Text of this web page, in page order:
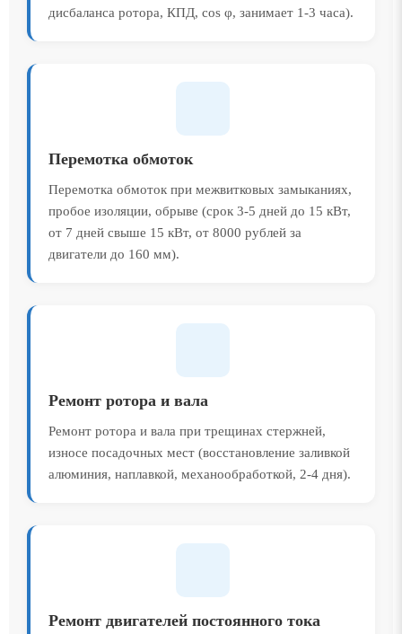
дисбаланса ротора, КПД, cos φ, занимает 1-3 часа).
Перемотка обмоток
Перемотка обмоток при межвитковых замыканиях,
пробое изоляции, обрыве (срок 3-5 дней до 15 кВт,
от 7 дней свыше 15 кВт, от 8000 рублей за
двигатели до 160 мм).
Ремонт ротора и вала
Ремонт ротора и вала при трещинах стержней,
износе посадочных мест (восстановление заливкой
алюминия, наплавкой, механообработкой, 2-4 дня).
Ремонт двигателей постоянного тока